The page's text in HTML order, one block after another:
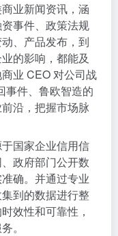
业新闻资讯，涵
事件、政策法规
、产品发布，到
的影响，都能及
业 CEO 对公司战
事件、鲁欧智造的
沿，把握市场脉
于国家企业信用信
政府部门公开数
确。并通过专业
到的数据进行整
效性和可靠性，
。